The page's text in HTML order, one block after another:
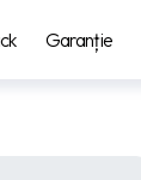
Garanție